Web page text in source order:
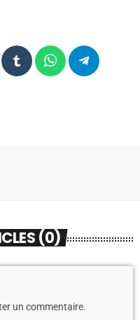
(0)
un commentaire.